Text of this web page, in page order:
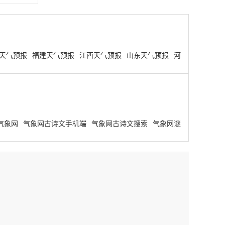
气预报 福建天气预报 江西天气预报 山东天气预报
河
象网 气象网古诗文手机端 气象网古诗文搜索
气象网谜